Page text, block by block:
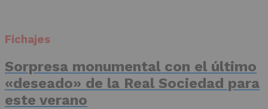
Fichajes
Sorpresa monumental con el último
«deseado» de la Real Sociedad para
este verano